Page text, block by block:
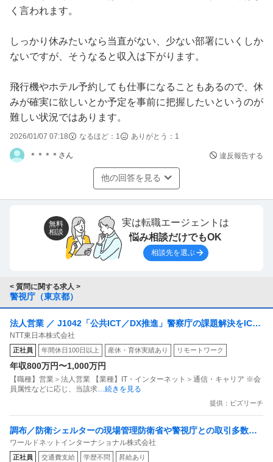
く言われます。
しっかり休みたいなら当直がない、少ない部署にいくしか
ないですが、そうなると収入は下がります。
飛行機やホテル予約しても仕事になることもあるので、休
みが確実に欲しいとか予定を事前に把握したいというのが
難しい状況ではあります。
2026/01/07 07:18 なるほど： 1 ありがとう： 1
＊＊＊＊さん 違反報告する
他の回答を見る
無料
相談
実は転職エージェントは
悩み相談だけでもOK
相談先を選ぶ
< 質問に関する求人 >
警視庁（東京都）
法人営業 ／ J1042「公共ICT／DX推進」警察庁の課題解決をICT
やDXで実現するコンサルティング営業
NTT東日本株式会社
正社員 年間休日100日以上 産休・育休実績あり リモートワーク
年収800万円〜1,000万円
【職種】営業＞法人営業 【業種】IT・インターネット＞通信・キャリア ※会
員属性などに応じ、当該求…続きを見る
提供：ビズリーチ
調布／防衛シェルターの現場管理防衛省や警視庁との取引多数で
安定基盤土日祝休・残業20時間弱
ワールドネットインターナショナル株式会社
正社員 交通費支給 学歴不問 昇給あり